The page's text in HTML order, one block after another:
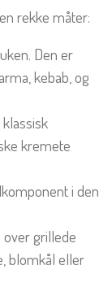
rekke måter:
Den er
kebab, og
kremete
i den
grillede
blomkål eller